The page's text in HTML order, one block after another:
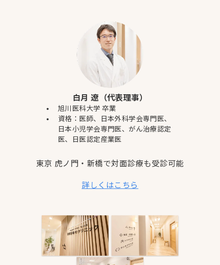
白月 遼（代表理事）
旭川医科大学 卒業
資格：医師、日本外科学会専門医、
日本小児学会専門医、がん治療認定
医、日医認定産業医
東京 虎ノ門・新橋で対面診療も受診可能
詳しくはこちら